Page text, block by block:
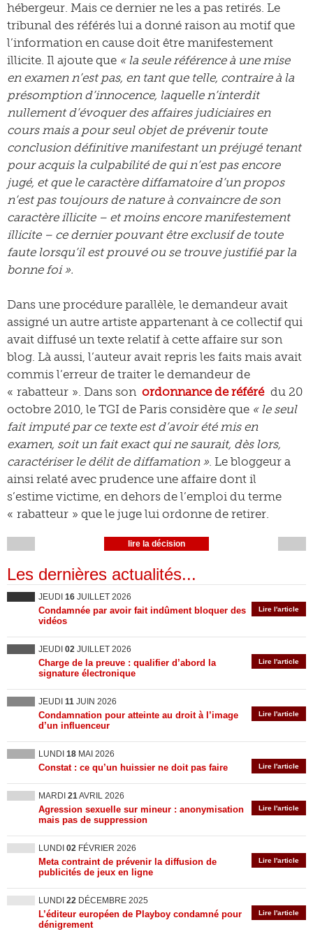
hébergeur. Mais ce dernier ne les a pas retirés. Le
tribunal des référés lui a donné raison au motif que
l’information en cause doit être manifestement
illicite. Il ajoute que « la seule référence à une mise
en examen n’est pas, en tant que telle, contraire à la
présomption d’innocence, laquelle n’interdit
nullement d’évoquer des affaires judiciaires en
cours mais a pour seul objet de prévenir toute
conclusion définitive manifestant un préjugé tenant
pour acquis la culpabilité de qui n’est pas encore
jugé, et que le caractère diffamatoire d’un propos
n’est pas toujours de nature à convaincre de son
caractère illicite – et moins encore manifestement
illicite – ce dernier pouvant être exclusif de toute
faute lorsqu’il est prouvé ou se trouve justifié par la
bonne foi ».
Dans une procédure parallèle, le demandeur avait
assigné un autre artiste appartenant à ce collectif qui
avait diffusé un texte relatif à cette affaire sur son
blog. Là aussi, l’auteur avait repris les faits mais avait
commis l’erreur de traiter le demandeur de
« rabatteur ». Dans son ordonnance de référé du 20
octobre 2010, le TGI de Paris considère que « le seul
fait imputé par ce texte est d’avoir été mis en
examen, soit un fait exact qui ne saurait, dès lors,
caractériser le délit de diffamation ». Le bloggeur a
ainsi relaté avec prudence une affaire dont il
s’estime victime, en dehors de l’emploi du terme
« rabatteur » que le juge lui ordonne de retirer.
lire la décision
Les dernières actualités...
JEUDI 16 JUILLET 2026
Lire l'article
Condamnée par avoir fait indûment bloquer des
vidéos
JEUDI 02 JUILLET 2026
Lire l'article
Charge de la preuve : qualifier d’abord la
signature électronique
JEUDI 11 JUIN 2026
Lire l'article
Condamnation pour atteinte au droit à l’image
d’un influenceur
LUNDI 18 MAI 2026
Lire l'article
Constat : ce qu’un huissier ne doit pas faire
MARDI 21AVRIL 2026
Lire l'article
Agression sexuelle sur mineur : anonymisation
mais pas de suppression
LUNDI 02 FÉVRIER 2026
Lire l'article
Meta contraint de prévenir la diffusion de
publicités de jeux en ligne
LUNDI 22 DÉCEMBRE 2025
Lire l'article
L’éditeur européen de Playboy condamné pour
dénigrement